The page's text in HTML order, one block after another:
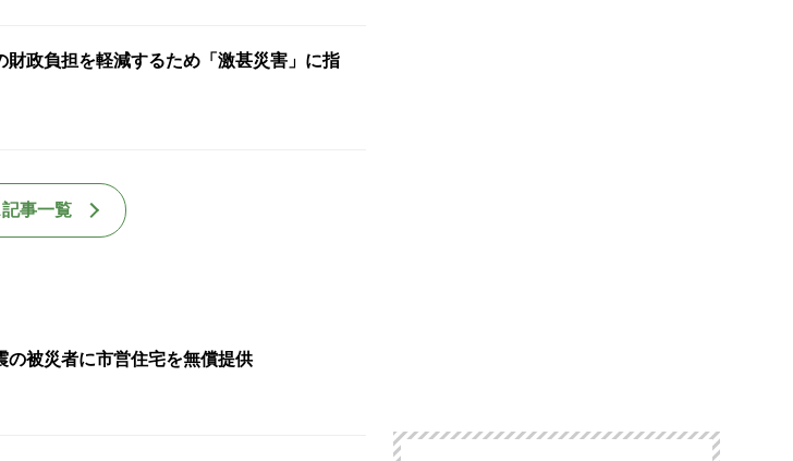
財政負担を軽減するため「激甚災害」に指
事一覧
の被災者に市営住宅を無償提供